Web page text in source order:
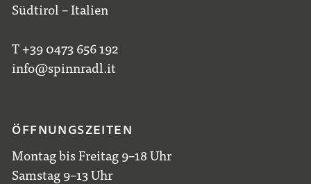
Südtirol – Italien
T +39 0473 656 192
info@spinnradl.it
ÖFFNUNGSZEITEN
Montag bis Freitag 9–18 Uhr
Samstag 9–13 Uhr